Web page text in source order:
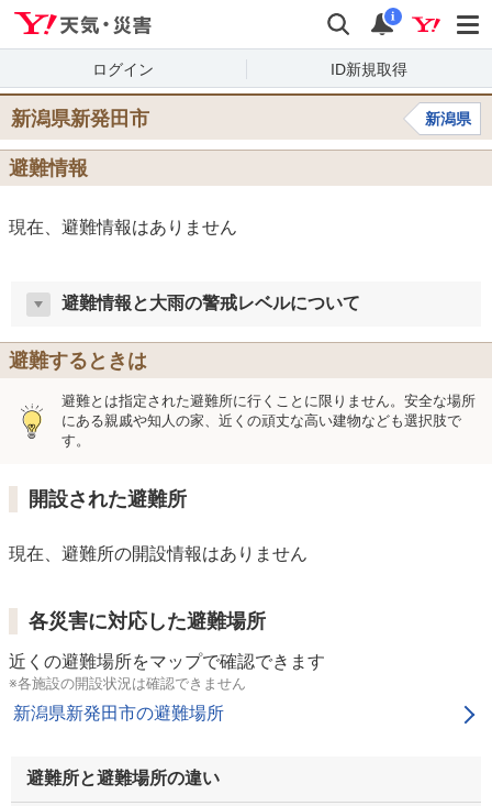
検索 通知
i
ログイン ID新規取得
新潟県新発田市 新潟県
避難情報
現在、避難情報はありません
避難情報と大雨の警戒レベルについて
避難するときは
避難とは指定された避難所に行くことに限りません。安全な場所
にある親戚や知人の家、近くの頑丈な高い建物なども選択肢で
す。
開設された避難所
現在、避難所の開設情報はありません
各災害に対応した避難場所
近くの避難場所をマップで確認できます
※各施設の開設状況は確認できません
新潟県新発田市の避難場所
避難所と避難場所の違い